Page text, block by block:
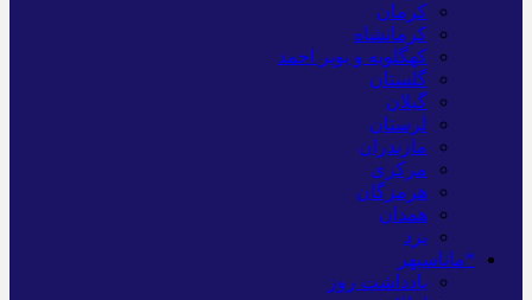
کرمان
کرمانشاه
کهگلویه و بویر احمد
گلستان
گیلان
لرستان
مازندران
مرکزی
هرمزگان
همدان
یزد
*ماناسپهر
یادداشت روز